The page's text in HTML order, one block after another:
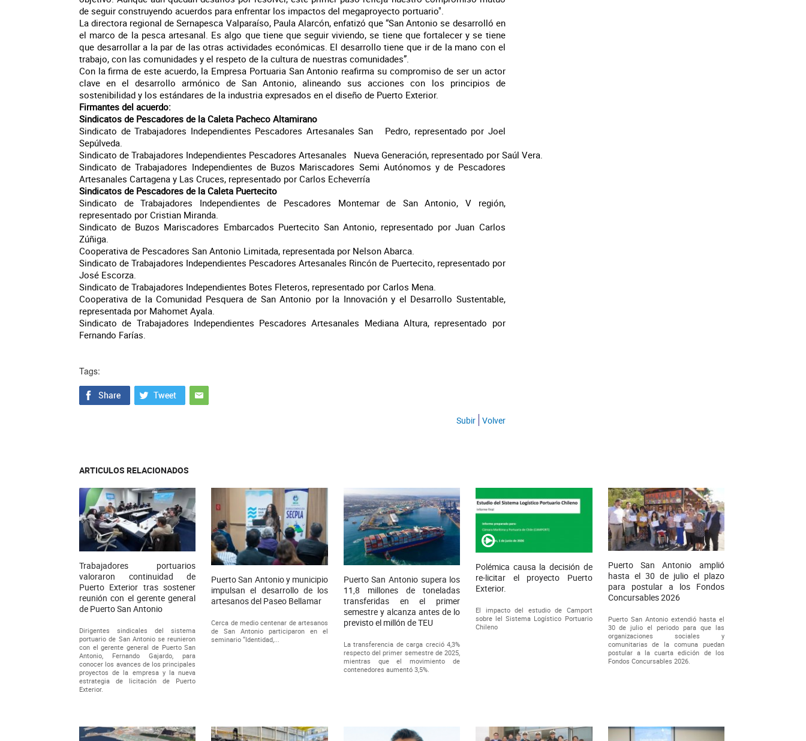
de seguir construyendo acuerdos para enfrentar los impactos del megaproyecto portuario".
La directora regional de Sernapesca Valparaíso, Paula Alarcón, enfatizó que “San Antonio se desarrolló en
el marco de la pesca artesanal. Es algo que tiene que seguir viviendo, se tiene que fortalecer y se tiene
que desarrollar a la par de las otras actividades económicas. El desarrollo tiene que ir de la mano con el
trabajo, con las comunidades y el respeto de la cultura de nuestras comunidades”.
Con la firma de este acuerdo, la Empresa Portuaria San Antonio reafirma su compromiso de ser un actor
clave en el desarrollo armónico de San Antonio, alineando sus acciones con los principios de
sostenibilidad y los estándares de la industria expresados en el diseño de Puerto Exterior.
Firmantes del acuerdo:
Sindicatos de Pescadores de la Caleta Pacheco Altamirano
Sindicato de Trabajadores Independientes Pescadores Artesanales San Pedro, representado por Joel
Sepúlveda.
Sindicato de Trabajadores Independientes Pescadores Artesanales Nueva Generación, representado por Saúl Vera.
Sindicato de Trabajadores Independientes de Buzos Mariscadores Semi Autónomos y de Pescadores
Artesanales Cartagena y Las Cruces, representado por Carlos Echeverría
Sindicatos de Pescadores de la Caleta Puertecito
Sindicato de Trabajadores Independientes de Pescadores Montemar de San Antonio, V región,
representado por Cristian Miranda.
Sindicato de Buzos Mariscadores Embarcados Puertecito San Antonio, representado por Juan Carlos
Zúñiga.
Cooperativa de Pescadores San Antonio Limitada, representada por Nelson Abarca.
Sindicato de Trabajadores Independientes Pescadores Artesanales Rincón de Puertecito, representado por
José Escorza.
Sindicato de Trabajadores Independientes Botes Fleteros, representado por Carlos Mena.
Cooperativa de la Comunidad Pesquera de San Antonio por la Innovación y el Desarrollo Sustentable,
representada por Mahomet Ayala.
Sindicato de Trabajadores Independientes Pescadores Artesanales Mediana Altura, representado por
Fernando Farías.
Tags:
Subir Volver
ARTICULOS RELACIONADOS
Trabajadores portuarios
valoraron continuidad de
Puerto Exterior tras sostener
reunión con el gerente general
de Puerto San Antonio
Dirigentes sindicales del sistema
portuario de San Antonio se reunieron
con el gerente general de Puerto San
Antonio, Fernando Gajardo, para
conocer los avances de los principales
proyectos de la empresa y la nueva
estrategia de licitación de Puerto
Exterior.
Puerto San Antonio y municipio
impulsan el desarrollo de los
artesanos del Paseo Bellamar
Cerca de medio centenar de artesanos
de San Antonio participaron en el
seminario “Identidad,...
Puerto San Antonio supera los
11,8 millones de toneladas
transferidas en el primer
semestre y alcanza antes de lo
previsto el millón de TEU
La transferencia de carga creció 4,3%
respecto del primer semestre de 2025,
mientras que el movimiento de
contenedores aumentó 3,5%.
Polémica causa la decisión de
re-licitar el proyecto Puerto
Exterior.
El impacto del estudio de Camport
sobre lel Sistema Logístico Portuario
Chileno
Puerto San Antonio amplió
hasta el 30 de julio el plazo
para postular a los Fondos
Concursables 2026
Puerto San Antonio extendió hasta el
30 de julio el periodo para que las
organizaciones sociales y
comunitarias de la comuna puedan
postular a la cuarta edición de los
Fondos Concursables 2026.